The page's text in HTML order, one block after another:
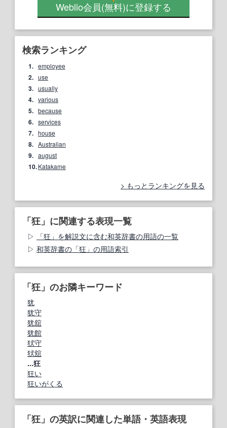
Weblio会員(無料)に登録する
検索ランキング
1. employee
2. use
3. usually
4. various
5. because
6. services
7. house
8. Australian
9. august
10.Katakame
もっとランキングを見る
「狂」に関連する表現一覧
「狂」を解説文に含む和英辞書の用語の一覧
和英辞書の「狂」の用語索引
「狂」のお隣キーワード
犹
犹守
犹舘
犹館
犾守
犾舘
...狂
狂い
狂いがくる
「狂」の英訳に関連した単語・英語表現